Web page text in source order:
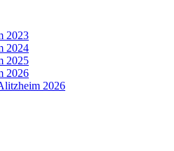
2023
2024
2025
2026
2026